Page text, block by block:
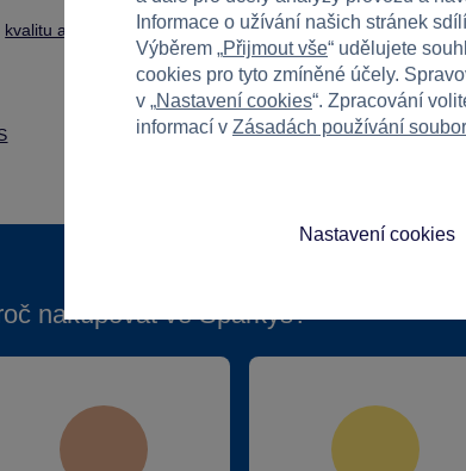
kvalitu a bezpečnost.
nakupovat ve Sparkys?
Informace o užívání našich stránek
Výběrem „Přijmout vše“ udělujete
cookies pro tyto zmíněné účely.
v „Nastavení cookies“. Zpracování
informací v Zásadách používání
Nastavení cookies